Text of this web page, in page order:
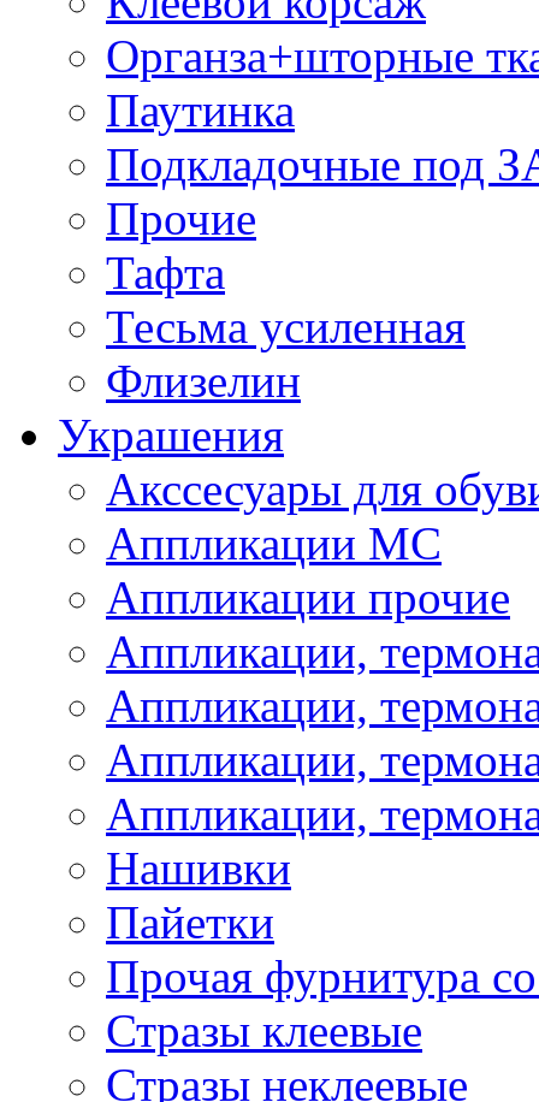
Органза+шторные
Паутинка
Подкладочные под
Прочие
Тафта
Тесьма усиленная
Флизелин
Украшения
Акссесуары для
Аппликации МС
Аппликации прочие
Аппликации,
Аппликации,
Аппликации,
Аппликации,
Нашивки
Пайетки
Прочая фурнитура
Стразы клеевые
Стразы неклеевые